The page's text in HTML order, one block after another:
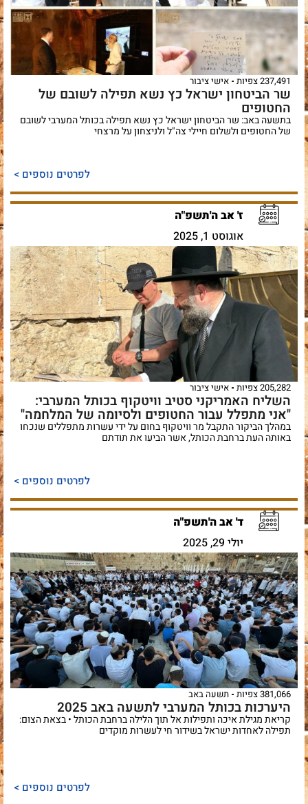
237,491 צפיות אישי ציבור
שר הביטחון ישראל כץ נשא תפילה לשובם של
החטופים
בתשעה באב: שר הביטחון ישראל כץ נשא תפילה בכותל המערבי לשובם
של החטופים ולשלום חיילי צה"ל ולניצחון על מרצחי
לפרטים נוספים >
ז' אב ה'תשפ"ה
אוגוסט 1, 2025
205,282 צפיות אישי ציבור
השליח האמריקני סטיב וויטקוף בכותל המערבי:
"אני מתפלל עבור החטופים ולסיומה של המלחמה"
במהלך הביקור התקבל מר וויטקוף בחום על ידי עשרות מתפללים שנכחו
באותה העת ברחבת הכותל, אשר הביעו את תודתם
לפרטים נוספים >
ד' אב ה'תשפ"ה
יולי 29, 2025
381,066 צפיות תשעה באב
היערכות בכותל המערבי לתשעה באב 2025
קריאת מגילת איכה ותפילות אל תוך הלילה ברחבת הכותל • בצאת הצום:
תפילה לאחדות ישראל בשידור חי לעשרות מוקדים
לפרטים נוספים >